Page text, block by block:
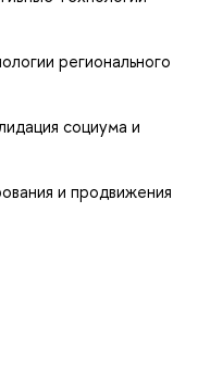
регионального
социума и
и продвижения